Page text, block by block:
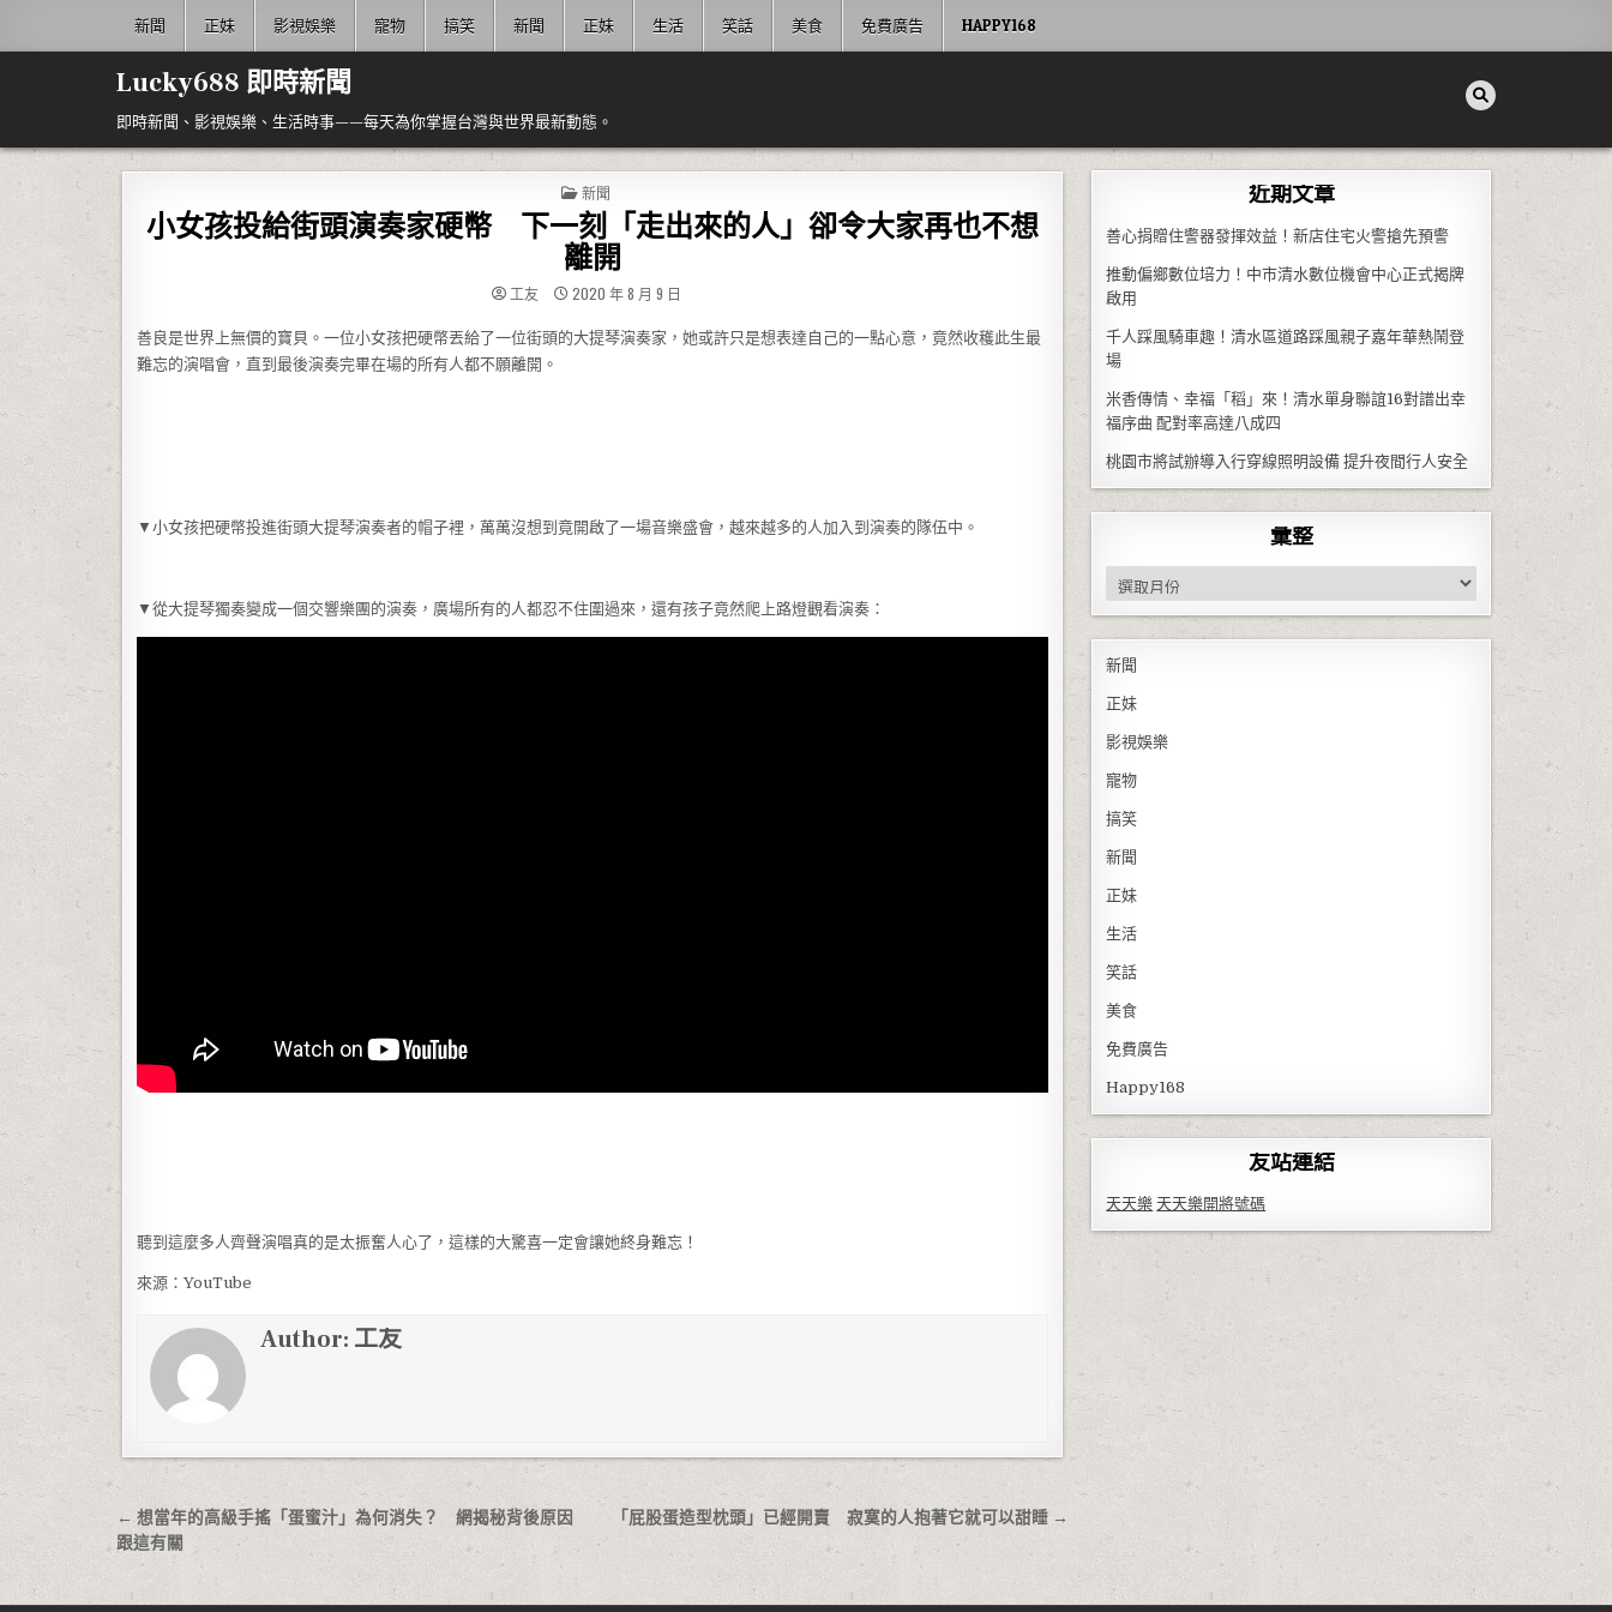
新聞 正妹 影視娛樂 寵物 搞笑 新聞 正妹 生活 笑話 美食 免費廣告 HAPPY168
Lucky688 即時新聞
即時新聞、影視娛樂、生活時事——每天為你掌握台灣與世界最新動態。
POSTED IN
新聞
小女孩投給街頭演奏家硬幣 下一刻「走出來的人」卻令大家再也不想
離開
工友 2020 年 8 月 9 日
善良是世界上無價的寶貝。一位小女孩把硬幣丟給了一位街頭的大提琴演奏家，她或許只是想表達自己的一點心意，竟然收穫此生最
難忘的演唱會，直到最後演奏完畢在場的所有人都不願離開。
▼小女孩把硬幣投進街頭大提琴演奏者的帽子裡，萬萬沒想到竟開啟了一場音樂盛會，越來越多的人加入到演奏的隊伍中。
▼從大提琴獨奏變成一個交響樂團的演奏，廣場所有的人都忍不住圍過來，還有孩子竟然爬上路燈觀看演奏：
聽到這麼多人齊聲演唱真的是太振奮人心了，這樣的大驚喜一定會讓她終身難忘！
來源：YouTube
Author: 工友
文章導覽 「屁股蛋造型枕頭」已經開賣 寂寞的人抱著它就可以甜睡 →
← 想當年的高級手搖「蛋蜜汁」為何消失？ 網揭秘背後原因
跟這有關
近期文章
善心捐贈住警器發揮效益！新店住宅火警搶先預警
推動偏鄉數位培力！中市清水數位機會中心正式揭牌
啟用
千人踩風騎車趣！清水區道路踩風親子嘉年華熱鬧登
場
米香傳情、幸福「稻」來！清水單身聯誼16對譜出幸
福序曲 配對率高達八成四
桃園市將試辦導入行穿線照明設備 提升夜間行人安全
彙整
彙整
新聞
正妹
影視娛樂
寵物
搞笑
新聞
正妹
生活
笑話
美食
免費廣告
Happy168
友站連結
天天樂 天天樂開將號碼